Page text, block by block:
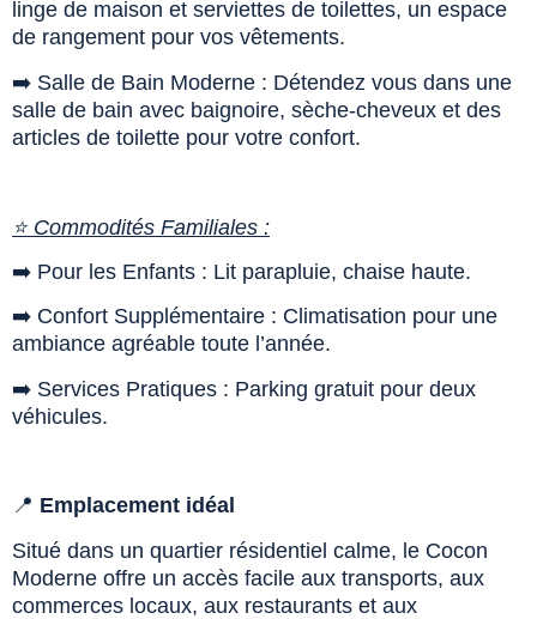
linge de maison et serviettes de toilettes, un espace
de rangement pour vos vêtements.
➡️ Salle de Bain Moderne : Détendez vous dans une
salle de bain avec baignoire, sèche-cheveux et des
articles de toilette pour votre confort.
⭐ Commodités Familiales :
➡️ Pour les Enfants : Lit parapluie, chaise haute.
➡️ Confort Supplémentaire : Climatisation pour une
ambiance agréable toute l’année.
➡️ Services Pratiques : Parking gratuit pour deux
véhicules.
📍 Emplacement idéal
Situé dans un quartier résidentiel calme, le Cocon
Moderne offre un accès facile aux transports, aux
commerces locaux, aux restaurants et aux